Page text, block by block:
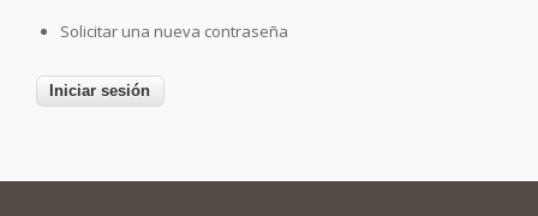
Solicitar una nueva contraseña